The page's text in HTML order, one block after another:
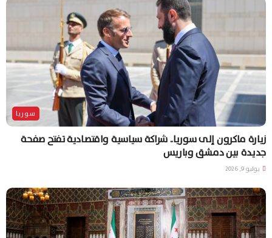
سوريا
زيارة ماكرون إلى سوريا.. شراكة سياسية واقتصادية تفتح صفحة
جديدة بين دمشق وباريس
يوليو 9, 2026